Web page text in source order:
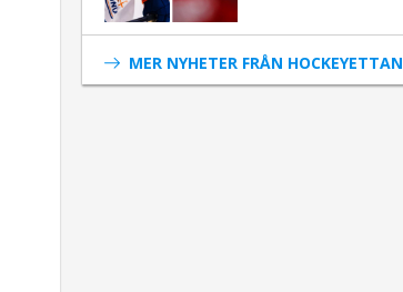
MER NYHETER FRÅN HOCKEYETTAN